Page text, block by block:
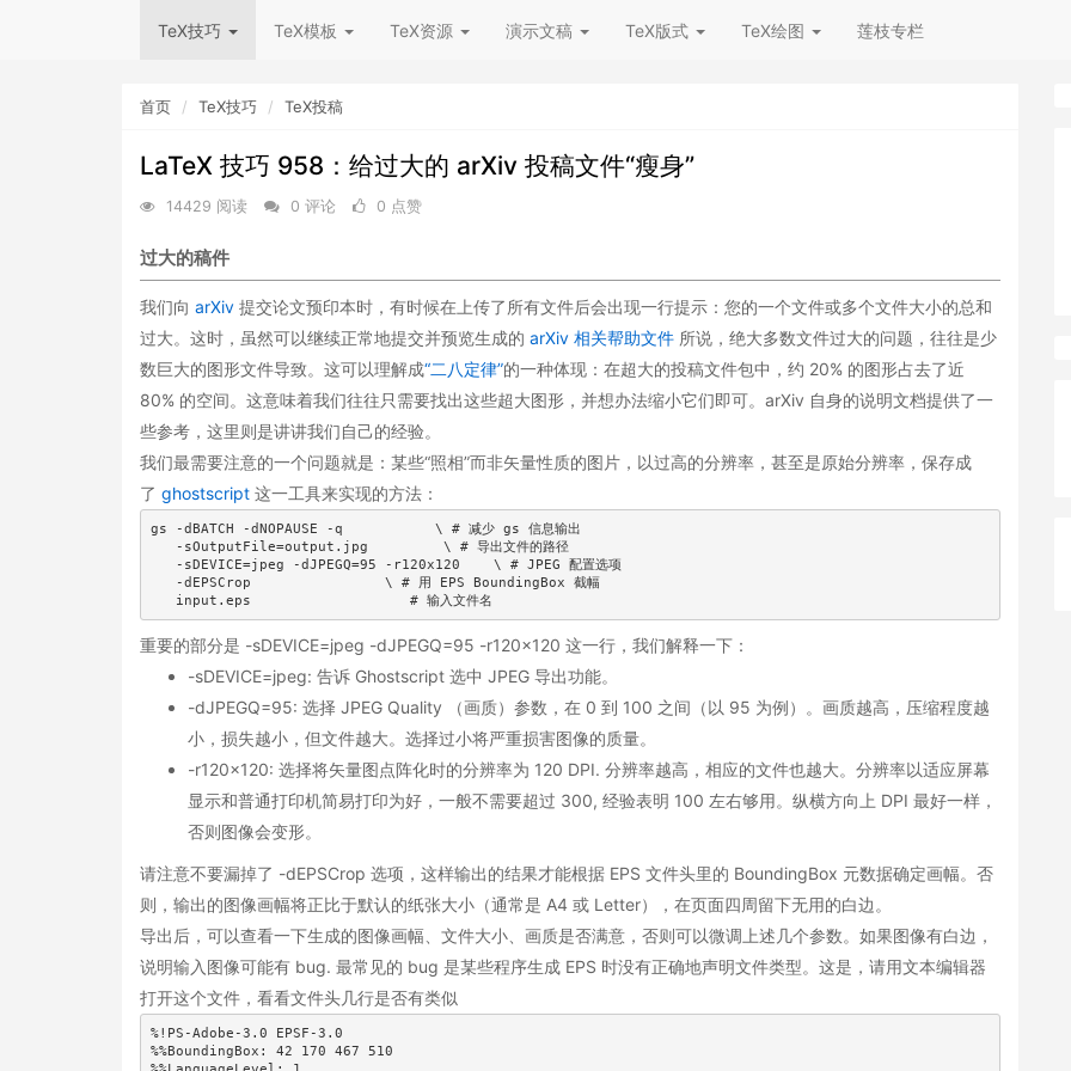
TeX技巧 TeX模板 TeX资源 演示文稿 TeX版式 TeX绘图 莲枝专栏
首页 TeX技巧 TeX投稿
LaTeX 技巧 958：给过大的 arXiv 投稿文件“瘦身”
14429 阅读 0 评论 0 点赞
过大的稿件
我们向 arXiv 提交论文预印本时，有时候在上传了所有文件后会出现一行提示：您的一个文件或多个文件大小的总和
过大。这时，虽然可以继续正常地提交并预览生成的 arXiv 相关帮助文件 所说，绝大多数文件过大的问题，往往是少
数巨大的图形文件导致。这可以理解成“二八定律”的一种体现：在超大的投稿文件包中，约 20% 的图形占去了近
80% 的空间。这意味着我们往往只需要找出这些超大图形，并想办法缩小它们即可。arXiv 自身的说明文档提供了一
些参考，这里则是讲讲我们自己的经验。
我们最需要注意的一个问题就是：某些“照相”而非矢量性质的图片，以过高的分辨率，甚至是原始分辨率，保存成
了 ghostscript 这一工具来实现的方法：
gs -dBATCH -dNOPAUSE -q           \ # 减少 gs 信息输出
-sOutputFile=output.jpg         \ # 导出文件的路径
-sDEVICE=jpeg -dJPEGQ=95 -r120x120    \ # JPEG 配置选项
-dEPSCrop                \ # 用 EPS BoundingBox 截幅
input.eps                   # 输入文件名
重要的部分是 -sDEVICE=jpeg -dJPEGQ=95 -r120x120 这一行，我们解释一下：
-sDEVICE=jpeg: 告诉 Ghostscript 选中 JPEG 导出功能。
-dJPEGQ=95: 选择 JPEG Quality （画质）参数，在 0 到 100 之间（以 95 为例）。画质越高，压缩程度越
小，损失越小，但文件越大。选择过小将严重损害图像的质量。
-r120x120: 选择将矢量图点阵化时的分辨率为 120 DPI. 分辨率越高，相应的文件也越大。分辨率以适应屏幕
显示和普通打印机简易打印为好，一般不需要超过 300, 经验表明 100 左右够用。纵横方向上 DPI 最好一样，
否则图像会变形。
请注意不要漏掉了 -dEPSCrop 选项，这样输出的结果才能根据 EPS 文件头里的 BoundingBox 元数据确定画幅。否
则，输出的图像画幅将正比于默认的纸张大小（通常是 A4 或 Letter），在页面四周留下无用的白边。
导出后，可以查看一下生成的图像画幅、文件大小、画质是否满意，否则可以微调上述几个参数。如果图像有白边，
说明输入图像可能有 bug. 最常见的 bug 是某些程序生成 EPS 时没有正确地声明文件类型。这是，请用文本编辑器
打开这个文件，看看文件头几行是否有类似
%!PS-Adobe-3.0 EPSF-3.0
%%BoundingBox: 42 170 467 510